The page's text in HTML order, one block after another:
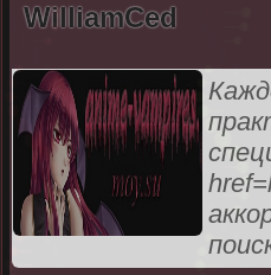
WilliamCed